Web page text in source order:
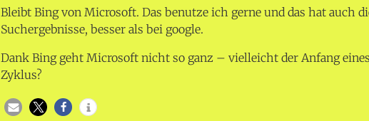
Bleibt Bing von Microsoft. Das benutze ich gerne und das hat auch
Suchergebnisse, besser als bei google.
Dank Bing geht Microsoft nicht so ganz – vielleicht der Anfang
Zyklus?